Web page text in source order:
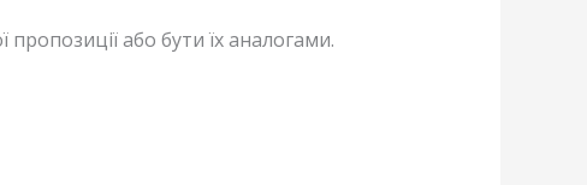
або бути їх аналогами.